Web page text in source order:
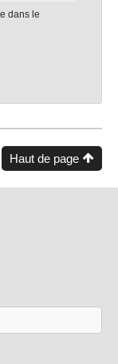
dans le
Haut de page
sur sur